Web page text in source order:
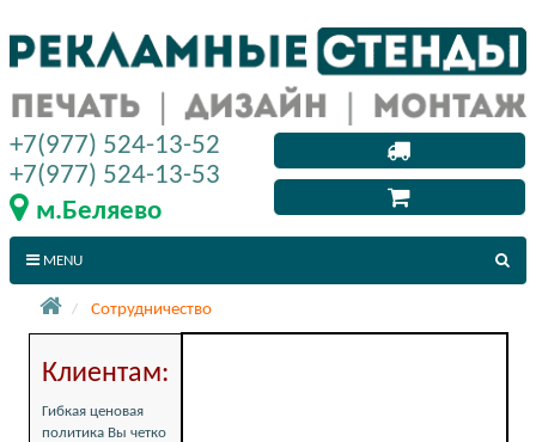
Сотрудничество
Клиентам:
Гибкая ценовая
политика Вы четко
+7(977) 524-13-52
+7(977) 524-13-53
м.Беляево
MENU